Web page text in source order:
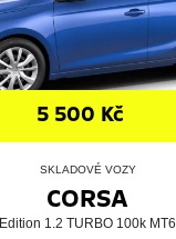
5 500 Kč
SKLADOVÉ VOZY
CORSA
Edition 1.2 TURBO 100k MT6